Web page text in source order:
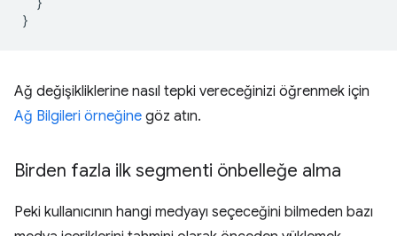
}
Ağ değişikliklerine nasıl tepki vereceğinizi öğrenmek için
Ağ Bilgileri örneğine göz atın.
Birden fazla ilk segmenti önbelleğe alma
Peki kullanıcının hangi medyayı seçeceğini bilmeden bazı